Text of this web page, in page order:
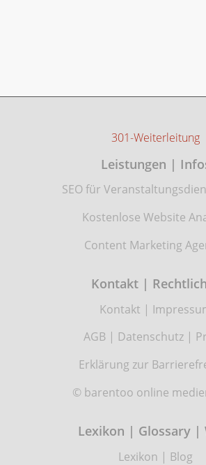
301-Weiterleitung
Leistungen |
SEO für
Kostenlose Website
Content Marketing
Kontakt |
Kontakt |
AGB| Datenschutz|
Erklärung zur
© barentoo online
Lexikon | Glossary |
Lexikon | Blog